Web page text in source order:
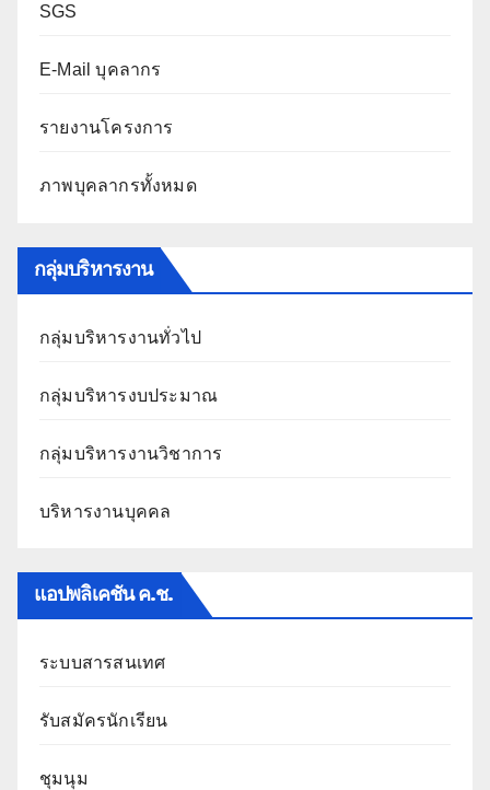
SGS
E-Mail บุคลากร
รายงานโครงการ
ภาพบุคลากรทั้งหมด
กลุ่มบริหารงาน
กลุ่มบริหารงานทั่วไป
กลุ่มบริหารงบประมาณ
กลุ่มบริหารงานวิชาการ
บริหารงานบุคคล
แอปพลิเคชัน ค.ช.
ระบบสารสนเทศ
รับสมัครนักเรียน
ชุมนุม